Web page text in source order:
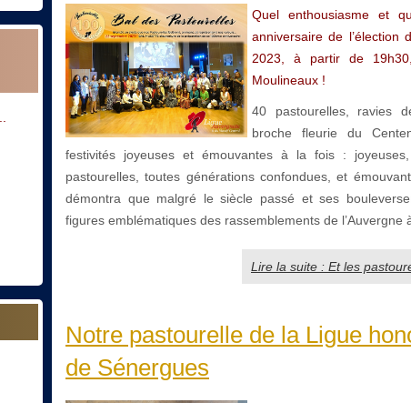
Quel enthousiasme et
anniversaire de l’élection
2023, à partir de
Moulineaux !
40 pastourelles, ravies
broche fleurie du
festivités joyeuses et émouvantes à la fois :
pastourelles, toutes générations confondues, et
démontra que malgré le siècle passé et ses
figures emblématiques des rassemblements de l’Auvergne
Lire la suite : Et les
Notre pastourelle de la Ligue
de Sénergues